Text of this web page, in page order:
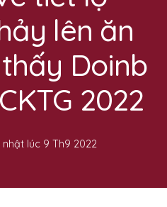
lên ăn
Doinb
2022
nhật lúc 9 Th9 2022